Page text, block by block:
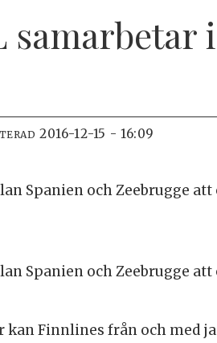
2016-12-15 - 16:09
Spanien och Zeebrugge att
Spanien och Zeebrugge att
kan Finnlines från och med